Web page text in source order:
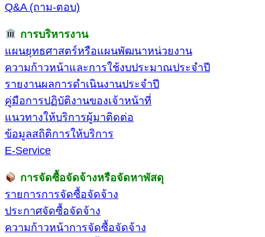
Q&A (ถาม-ตอบ)
การบริหารงาน
แผนยุทธศาสตร์หรือแผนพัฒนาหน่วยงาน
ความก้าวหน้าและการใช้งบประมาณประจำปี
รายงานผลการดำเนินงานประจำปี
คู่มือการปฏิบัติงานของเจ้าหน้าที่
แนวทางให้บริการผู้มาติดต่อ
ข้อมูลสถิติการให้บริการ
E-Service
การจัดซื้อจัดจ้างหรือจัดหาพัสดุ
รายการการจัดซื้อจัดจ้าง
ประกาศจัดซื้อจัดจ้าง
ความก้าวหน้าการจัดซื้อจัดจ้าง